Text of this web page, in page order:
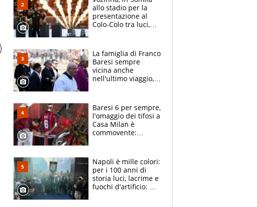
allo stadio per la
presentazione al
Colo-Colo tra luci,
La famiglia di Franco
Baresi sempre
vicina anche
nell'ultimo viaggio,
circondati
dall'affetto dei tifosi
Baresi 6 per sempre,
l'omaggio dei tifosi a
Casa Milan è
commovente:
bigliettini
Napoli è mille colori:
per i 100 anni di
storia luci, lacrime e
fuochi d'artificio: De